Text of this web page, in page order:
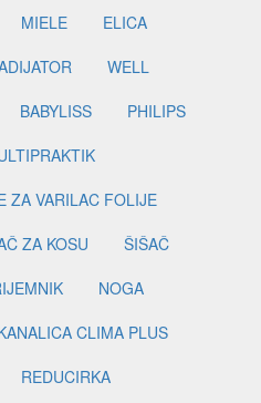
MIELE
ELICA
WELL
BABYLISS
PHILIPS
ZA VARILAC FOLIJE
ZA KOSU
ŠIŠAČ
NOGA
CLIMA PLUS
REDUCIRKA